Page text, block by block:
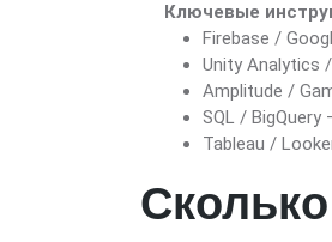
Ключевые
Firebase /
Unity Analytics
Amplitude /
SQL /
Tableau /